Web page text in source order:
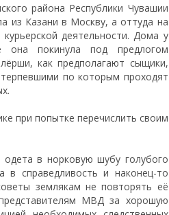
района Республики Чувашии
из Казани в Москву, а оттуда на
деятельности. Дома у
покинула под предлогом
как предполагают сыщики,
по которым проходят
при попытке перечислить своим
в норковую шубу голубого
справедливость и наконец-то
землякам не повторять её
МВД за хорошую